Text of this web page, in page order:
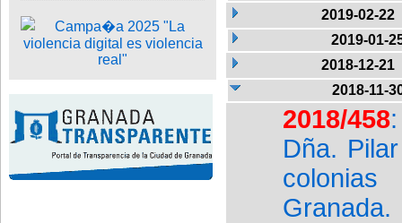
2019-02-22
2019-01-
2018-12-21
2018-11-
2018/458
Dña.
Granada.